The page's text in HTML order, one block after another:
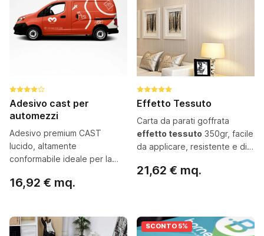
Adesivo cast per
automezzi
Adesivo premium CAST
lucido, altamente
conformabile ideale per la
parziale di veicoli
16,92 € mq.
Configura ora
Effetto Tessuto
Carta da parati goffrata
effetto tessuto 350gr, facile
da applicare, resistente e di
21,62 € mq.
SCONTO 5%